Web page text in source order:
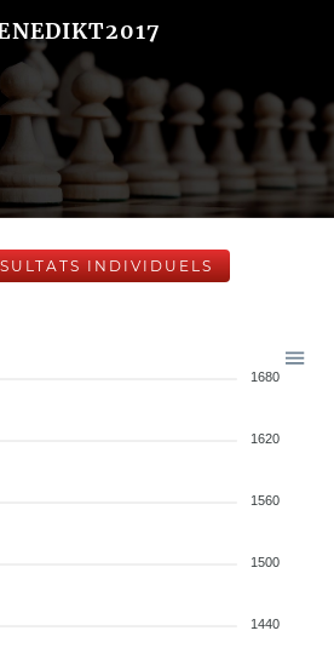
INDIVIDUELS
1680
1620
1560
1500
1440